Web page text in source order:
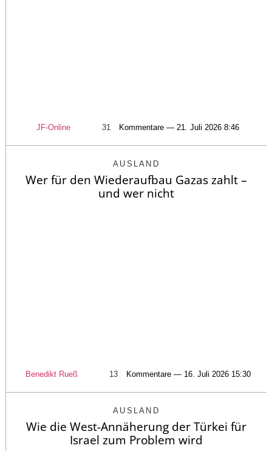
JF-Online 31 Kommentare — 21. Juli 2026 8:46
AUSLAND
Wer für den Wiederaufbau Gazas zahlt –
und wer nicht
Benedikt Rueß 13 Kommentare — 16. Juli 2026 15:30
AUSLAND
Wie die West-Annäherung der Türkei für
Israel zum Problem wird